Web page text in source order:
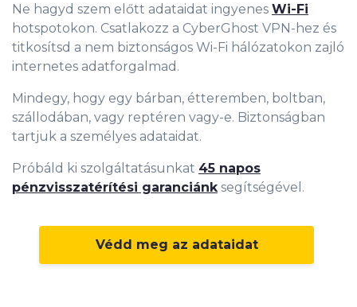
Ne hagyd szem előtt adataidat ingyenes Wi-Fi
hotspotokon. Csatlakozz a CyberGhost VPN-hez és
titkosítsd a nem biztonságos Wi-Fi hálózatokon zajló
internetes adatforgalmad.
Mindegy, hogy egy bárban, étteremben, boltban,
szállodában, vagy reptéren vagy-e. Biztonságban
tartjuk a személyes adataidat.
Próbáld ki szolgáltatásunkat 45 napos
pénzvisszatérítési garanciánk segítségével.
Védd meg az adataidat